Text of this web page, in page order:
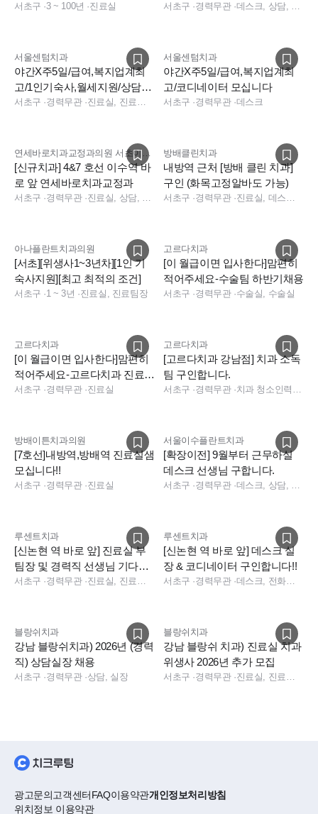
사용
서초구 ·3 ~ 100년 ·진료실
용(법정연차,기숙사비 지원)
서초구 ·경력무관· 데스크, 상담, 실장, 진료실, 진료팀장, 보험청구, 데스크, 상담, 실장, 보험청구, 데스크, 상담, 전화응대(CS), 보험청구, 실장
서울센텀치과
야간X주5일/급여,복지업계최
고/1인기숙사,월세지원/상담실
장님,데스크,진료실 모십니다
서초구 ·경력무관· 진료실, 진료팀장, 상담, 데스크, 상담, 데스크
서울센텀치과
야간X주5일/급여,복지업계최
고/코디네이터 모십니다
서초구 ·경력무관·데스크
연세바로치과교정과의원 서초이수점
[신규치과] 4&7 호선 이수역 바
로 앞 연세바로치과교정과
서초구 ·경력무관· 진료실, 상담, 실장, 총괄실장, 경영지원
방배클린치과
내방역 근처 [방배 클린 치과]
구인 (화목고정알바도 가능)
서초구 ·경력무관· 진료실, 데스크, 보험청구, 상담, 진료실
아나플란트치과의원
[서초][위생사1~3년차][1인 기
숙사지원][최고 최적의 조건]
서초구 ·1 ~ 3년 ·진료실, 진료팀장
고르다치과
[이 월급이면 입사한다]맘편히
적어주세요-수술팀 하반기채용
서초구 ·경력무관·수술실, 수술실
고르다치과
[이 월급이면 입사한다]맘편히
적어주세요-고르다치과 진료팀
부팀장/스텝 하반기채용
서초구 ·경력무관·진료실
고르다치과
[고르다치과 강남점] 치과 소독
팀 구인합니다.
서초구 ·경력무관· 치과 청소인력, 소독실
방배이튼치과의원
[7호선]내방역,방배역 진료실샘
모십니다!!
서초구 ·경력무관·진료실
서울이수플란트치과
[확장이전] 9월부터 근무하실
데스크 선생님 구합니다.
서초구 ·경력무관· 데스크, 상담, 데스크, 상담, 전화응대(CS)
루센트치과
[신논현 역 바로 앞] 진료실 부
팀장 및 경력직 선생님 기다립
니다.
서초구 ·경력무관· 진료실, 진료팀장
루센트치과
[신논현 역 바로 앞] 데스크 실
장 & 코디네이터 구인합니다!!
서초구 ·경력무관· 데스크, 전화응대(CS)
블랑쉬치과
강남 블랑쉬치과) 2026년 (경력
직) 상담실장 채용
서초구 ·경력무관·상담, 실장
블랑쉬치과
강남 블랑쉬 치과) 진료실 치과
위생사 2026년 추가 모집
서초구 ·경력무관· 진료실, 진료팀장
광고문의고객센터FAQ이용약관개인정보처리방침
위치정보 이용약관